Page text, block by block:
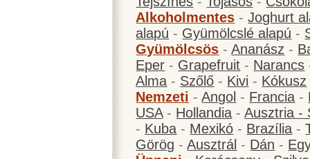
Alkoholmentes -Joghurt
alapú - Gyümölcslé alapú -
Gyümölcsös -Ananász -
Eper - Grapefruit - Narancs
Alma - Szőlő - Kivi - Kókusz
Nemzeti -Angol - Francia -
USA- Hollandia -Ausztria -
- Kuba - Mexikó - Brazília -
Görög -Ausztrál - Dán -